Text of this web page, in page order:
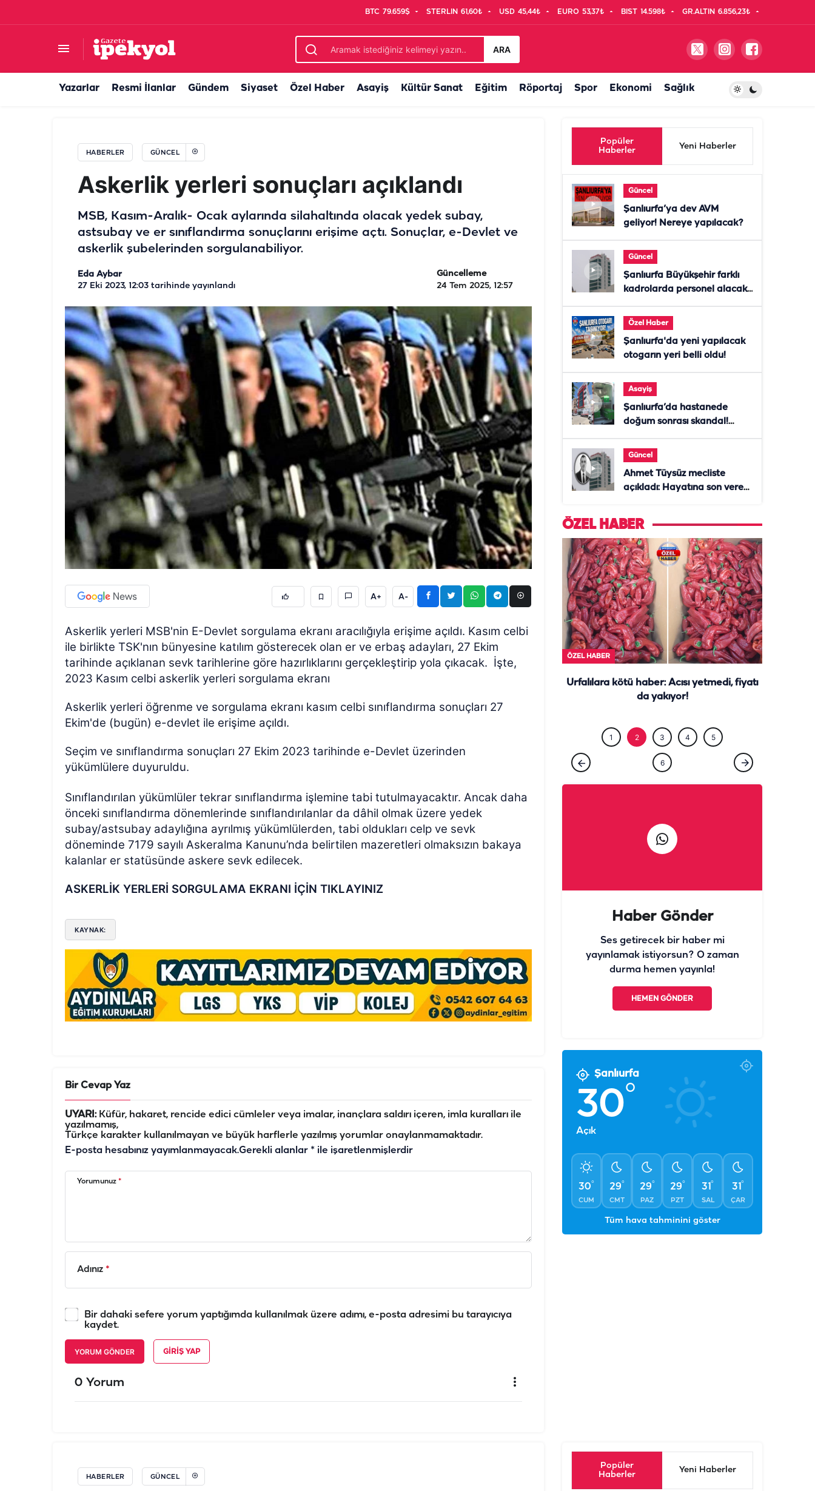
BTC 79.659$ STERLIN 61,60₺ USD 45,44₺ EURO 53,37₺ BIST 14.598₺ GR.ALTIN 6.856,23₺
ARA
Yazarlar Resmi İlanlar Gündem Siyaset Özel Haber Asayiş Kültür Sanat Eğitim Röportaj Spor Ekonomi Sağlık
HABERLER GÜNCEL
Askerlik yerleri sonuçları açıklandı
MSB, Kasım-Aralık- Ocak aylarında silahaltında olacak yedek subay,
astsubay ve er sınıflandırma sonuçlarını erişime açtı. Sonuçlar, e-Devlet ve
askerlik şubelerinden sorgulanabiliyor.
Eda Aybar
27 Eki 2023, 12:03 tarihinde yayınlandı
Güncelleme
24 Tem 2025, 12:57
A+ A-
Askerlik yerleri MSB'nin E-Devlet sorgulama ekranı aracılığıyla erişime açıldı. Kasım celbi
ile birlikte TSK'nın bünyesine katılım gösterecek olan er ve erbaş adayları, 27 Ekim
tarihinde açıklanan sevk tarihlerine göre hazırlıklarını gerçekleştirip yola çıkacak. İşte,
2023 Kasım celbi askerlik yerleri sorgulama ekranı
Askerlik yerleri öğrenme ve sorgulama ekranı kasım celbi sınıflandırma sonuçları 27
Ekim'de (bugün) e-devlet ile erişime açıldı.
Seçim ve sınıflandırma sonuçları 27 Ekim 2023 tarihinde e-Devlet üzerinden
yükümlülere duyuruldu.
Sınıflandırılan yükümlüler tekrar sınıflandırma işlemine tabi tutulmayacaktır. Ancak daha
önceki sınıflandırma dönemlerinde sınıflandırılanlar da dâhil olmak üzere yedek
subay/astsubay adaylığına ayrılmış yükümlülerden, tabi oldukları celp ve sevk
döneminde 7179 sayılı Askeralma Kanunu’nda belirtilen mazeretleri olmaksızın bakaya
kalanlar er statüsünde askere sevk edilecek.
ASKERLİK YERLERİ SORGULAMA EKRANI İÇİN TIKLAYINIZ
KAYNAK:
Bir Cevap Yaz
UYARI:Küfür, hakaret, rencide edici cümleler veya imalar, inançlara saldırı içeren, imla kuralları ile
yazılmamış,
Türkçe karakter kullanılmayan ve büyük harflerle yazılmış yorumlar onaylanmamaktadır.
E-posta hesabınız yayımlanmayacak.Gerekli alanlar * ile işaretlenmişlerdir
Yorumunuz *
Adınız *
Bir dahaki sefere yorum yaptığımda kullanılmak üzere adımı, e-posta adresimi bu tarayıcıya
kaydet.
YORUM GÖNDER GIRIŞ YAP
0 Yorum
Popüler
Haberler
Yeni Haberler
Güncel
Şanlıurfa’ya dev AVM
geliyor! Nereye yapılacak?
Güncel
Şanlıurfa Büyükşehir farklı
kadrolarda personel alacak!
Özel Haber
Şanlıurfa'da yeni yapılacak
otogarın yeri belli oldu!
Asayiş
Şanlıurfa’da hastanede
doğum sonrası skandal!
Güncel
Ahmet Tüysüz mecliste
açıkladı: Hayatına son veren
ÖZEL HABER
ÖZEL HABER
Urfalılara kötü haber: Acısı yetmedi, fiyatı
da yakıyor!
1 2 3 4 5
6
Haber Gönder
Ses getirecek bir haber mi
yayınlamak istiyorsun? O zaman
durma hemen yayınla!
HEMEN GÖNDER
Şanlıurfa
30°
Açık
30°
CUM
29°
CMT
29°
PAZ
29°
PZT
31°
SAL
31°
ÇAR
Tüm hava tahminini göster
HABERLER GÜNCEL
Popüler
Haberler
Yeni Haberler